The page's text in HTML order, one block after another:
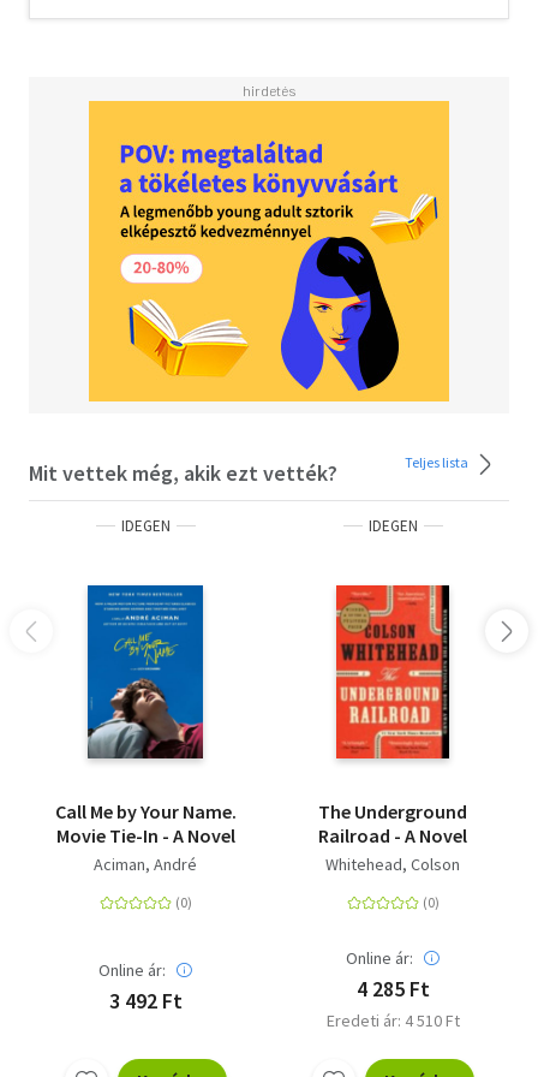
favors, and, before even graduating college, they have
world is theirs. Not even twenty-five years old, Sam and
Sadie are brilliant, successful, and rich, but these qualities
won’t protect them from their own creative ambitions or
the betrayals of their hearts.<BR><BR>Spanning thirty
years, from Cambridge, Massachusetts, to Venice Beach,
California, and lands in between and far beyond, Gabrielle
Zevin’s Tomorrow, and Tomorrow, and Tomorrow
examines the multifarious nature of identity, disability,
failure, the redemptive possibilities in play, and above all,
our need to connect: to be loved and to love.
Mit vettek még, akik ezt vették? Teljes lista
IDEGEN
Call Me by Your Name.
Movie Tie-In - A Novel
Aciman, André
Online ár:
3 492 Ft
IDEGEN
The Underground
Railroad - A Novel
Whitehead, Colson
Online ár:
4 285 Ft
Eredeti ár: 4 510 Ft